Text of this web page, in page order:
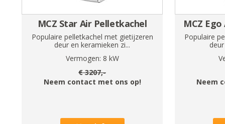
MCZ Star Air Pelletkachel
Populaire pelletkachel met gietijzeren
deur en keramieken zi...
Vermogen: 8 kW
€3207,-
Neem contact met ons op!
MCZ
Populaire
Neem